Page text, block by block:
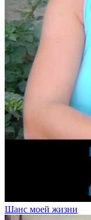
Шанс моей жизни